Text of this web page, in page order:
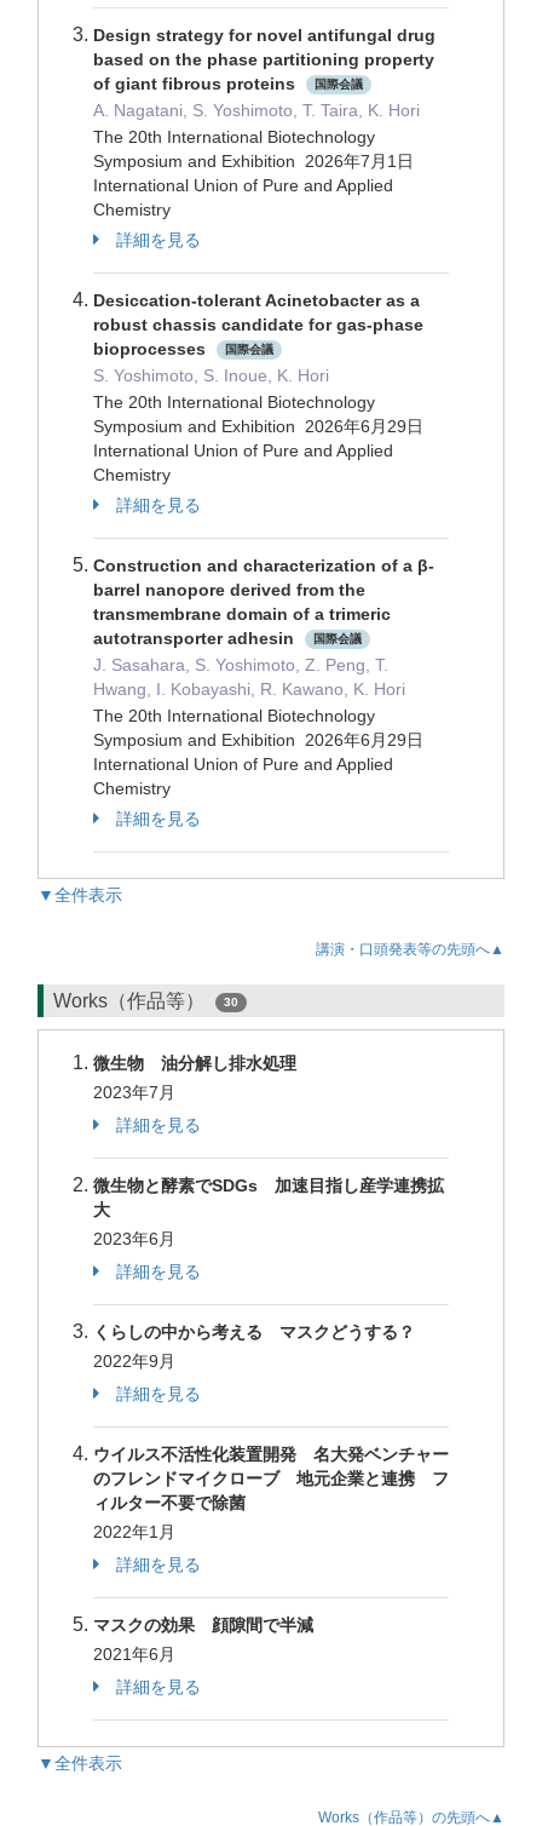
Design strategy for novel antifungal drug
based on the phase partitioning property
of giant fibrous proteins
国際会議
A. Nagatani, S. Yoshimoto, T. Taira, K. Hori
The 20th International Biotechnology
Symposium and Exhibition 2026年7月1日
International Union of Pure and Applied
Chemistry
詳細を見る
Desiccation-tolerant Acinetobacter as a
robust chassis candidate for gas-phase
bioprocesses
国際会議
S. Yoshimoto, S. Inoue, K. Hori
The 20th International Biotechnology
Symposium and Exhibition 2026年6月29日
International Union of Pure and Applied
Chemistry
詳細を見る
Construction and characterization of a β-
barrel nanopore derived from the
transmembrane domain of a trimeric
autotransporter adhesin
国際会議
J. Sasahara, S. Yoshimoto, Z. Peng, T.
Hwang, I. Kobayashi, R. Kawano, K. Hori
The 20th International Biotechnology
Symposium and Exhibition 2026年6月29日
International Union of Pure and Applied
Chemistry
詳細を見る
▼全件表示
講演・口頭発表等の先頭へ▲
Works（作品等） 30
微生物 油分解し排水処理
2023年7月
詳細を見る
微生物と酵素でSDGs 加速目指し産学連携拡
大
2023年6月
詳細を見る
くらしの中から考える マスクどうする？
2022年9月
詳細を見る
ウイルス不活性化装置開発 名大発ベンチャー
のフレンドマイクローブ 地元企業と連携 フ
ィルター不要で除菌
2022年1月
詳細を見る
マスクの効果 顔隙間で半減
2021年6月
詳細を見る
▼全件表示
Works（作品等）の先頭へ▲